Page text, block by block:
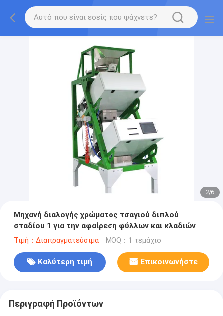
2/6
Μηχανή διαλογής χρώματος τσαγιού διπλού
σταδίου 1 για την αφαίρεση φύλλων και κλαδιών
Τιμή：Διαπραγματεύσιμα MOQ：1 τεμάχιο
Καλύτερη τιμή Επικοινωνήστε
Περιγραφή Προϊόντων